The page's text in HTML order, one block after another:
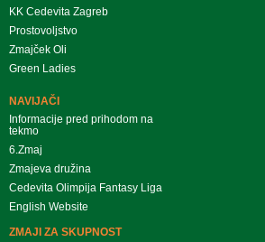
KK Cedevita Zagreb
Prostovoljstvo
Zmajček Oli
Green Ladies
NAVIJAČI
Informacije pred prihodom na
tekmo
6.Zmaj
Zmajeva družina
Cedevita Olimpija Fantasy Liga
English Website
ZMAJI ZA SKUPNOST